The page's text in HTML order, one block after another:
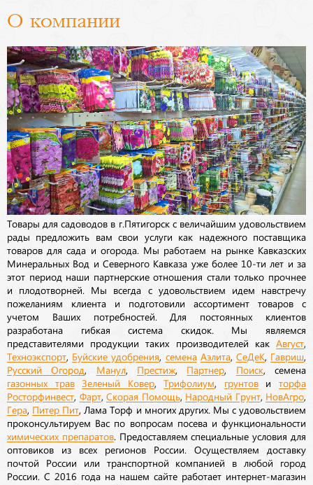
О компании
Товары для садоводов в г.Пятигорск с величайшим удовольствием
рады предложить вам свои услуги как надежного поставщика
товаров для сада и огорода. Мы работаем на рынке Кавказских
Минеральных Вод и Северного Кавказа уже более 10-ти лет и за
этот период наши партнерские отношения стали только прочнее
и плодотворней. Мы всегда с удовольствием идем навстречу
пожеланиям клиента и подготовили ассортимент товаров с
учетом Ваших потребностей. Для постоянных клиентов
разработана гибкая система скидок. Мы являемся
представителями продукции таких производителей как Август
Техноэкспорт Буйские удобрения семена Аэлита, СеДеК Гавриш
Русский Огород Манул, Престиж Партнер Поиск, семена
газонных трав Зеленый Ковер,Трифолиум грунтовиторфа
Росторфинвест Фарт, Скорая Помощь Народный Грунт, НовАгро
Гера Питер Пит , Лама Торф и многих других. Мы с удовольствием
проконсультируем Вас по вопросам посева и функциональности
химических препаратов. Предоставляем специальные условия для
оптовиков из всех регионов России. Осуществляем доставку
почтой России или транспортной компанией в любой город
России. С 2016 года на нашем сайте работает интернет-магазин